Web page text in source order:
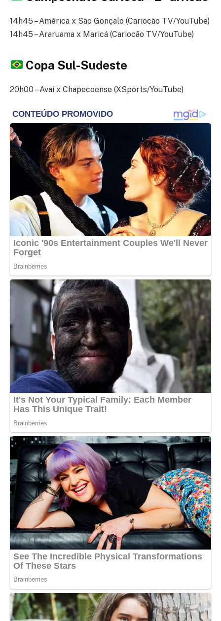
14h45 – América x São Gonçalo (Cariocão TV/YouTube)
14h45 – Araruama x Maricá (Cariocão TV/YouTube)
Copa Sul-Sudeste
20h00 – Avaí x Chapecoense (XSports/YouTube)